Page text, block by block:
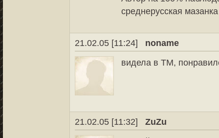
среднерусская
21.02.05 [11:24]
noname
видела в ТМ,
21.02.05 [11:32]
ZuZu